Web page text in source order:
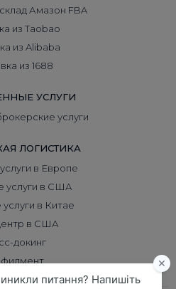
Амазон FBA
из Taobao
из Alibaba
из 1688
УСЛУГИ
услуги
ЛОГИСТИКА
в Европе
услуги в США
в Китае
в США
докинг